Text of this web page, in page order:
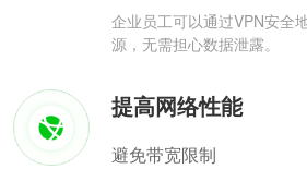
企业员工可以通过VPN安全
源，无需担心数据泄露。
提高网络性能
避免带宽限制